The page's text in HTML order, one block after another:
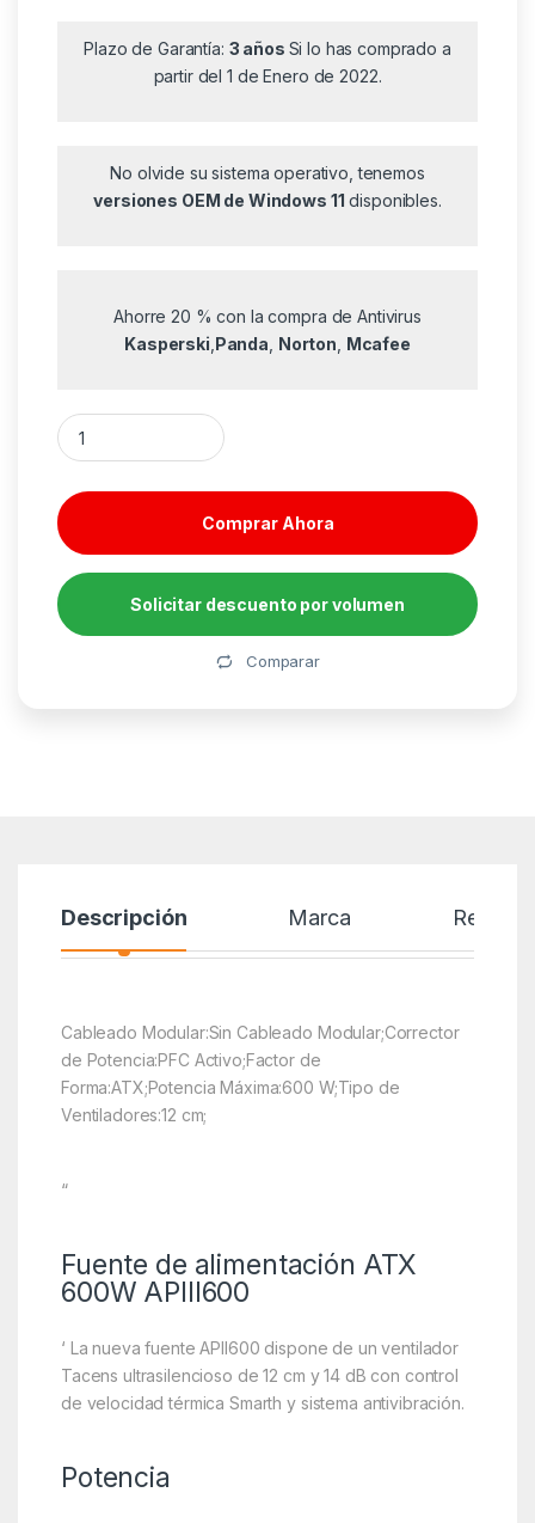
Plazo de Garantía: 3 años Si lo has comprado a
partir del 1 de Enero de 2022.
No olvide su sistema operativo, tenemos
versiones OEM de Windows 11 disponibles.
Ahorre 20 % con la compra de Antivirus
Kasperski Panda Norton Mcafee
Fuente de Alimentación Anima APIII600/ 600W/ Ventilador
Comprar Ahora
Solicitar descuento por volumen
Comparar
Descripción Marca Reseñas
Cableado Modular:Sin Cableado Modular;Corrector
de Potencia:PFC Activo;Factor de
Forma:ATX;Potencia Máxima:600 W;Tipo de
Ventiladores:12 cm;
“
Fuente de alimentación ATX
600W APIII600
‘ La nueva fuente APII600 dispone de un ventilador
Tacens ultrasilencioso de 12 cm y 14 dB con control
de velocidad térmica Smarth y sistema antivibración.
Potencia